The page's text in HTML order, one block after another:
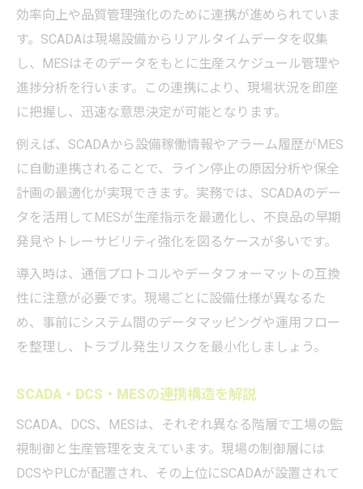
効率向上や品質管理強化のために連携が進められていま
す。SCADAは現場設備からリアルタイムデータを収集
し、MESはそのデータをもとに生産スケジュール管理や
進捗分析を行います。この連携により、現場状況を即座
に把握し、迅速な意思決定が可能となります。
例えば、SCADAから設備稼働情報やアラーム履歴がMES
に自動連携されることで、ライン停止の原因分析や保全
計画の最適化が実現できます。実務では、SCADAのデー
タを活用してMESが生産指示を最適化し、不良品の早期
発見やトレーサビリティ強化を図るケースが多いです。
導入時は、通信プロトコルやデータフォーマットの互換
性に注意が必要です。現場ごとに設備仕様が異なるた
め、事前にシステム間のデータマッピングや運用フロー
を整理し、トラブル発生リスクを最小化しましょう。
SCADA・DCS・MESの連携構造を解説
SCADA、DCS、MESは、それぞれ異なる階層で工場の監
視制御と生産管理を支えています。現場の制御層には
DCSやPLCが配置され、その上位にSCADAが設置されて